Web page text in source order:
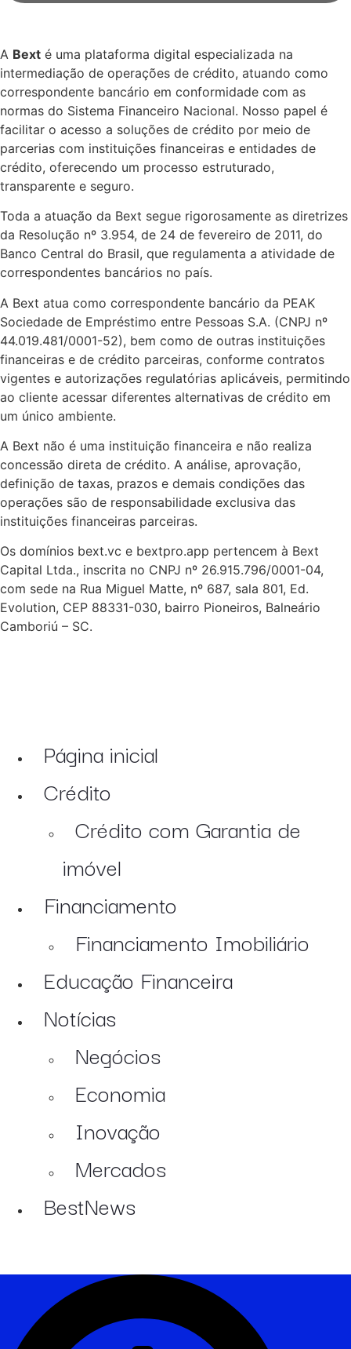
A Bext é uma plataforma digital especializada na
intermediação de operações de crédito, atuando como
correspondente bancário em conformidade com as
normas do Sistema Financeiro Nacional. Nosso papel é
facilitar o acesso a soluções de crédito por meio de
parcerias com instituições financeiras e entidades de
crédito, oferecendo um processo estruturado,
transparente e seguro.
Toda a atuação da Bext segue rigorosamente as diretrizes
da Resolução nº 3.954, de 24 de fevereiro de 2011, do
Banco Central do Brasil, que regulamenta a atividade de
correspondentes bancários no país.
A Bext atua como correspondente bancário da PEAK
Sociedade de Empréstimo entre Pessoas S.A. (CNPJ nº
44.019.481/0001-52), bem como de outras instituições
financeiras e de crédito parceiras, conforme contratos
vigentes e autorizações regulatórias aplicáveis, permitindo
ao cliente acessar diferentes alternativas de crédito em
um único ambiente.
A Bext não é uma instituição financeira e não realiza
concessão direta de crédito. A análise, aprovação,
definição de taxas, prazos e demais condições das
operações são de responsabilidade exclusiva das
instituições financeiras parceiras.
Os domínios bext.vc e bextpro.app pertencem à Bext
Capital Ltda., inscrita no CNPJ nº 26.915.796/0001-04,
com sede na Rua Miguel Matte, nº 687, sala 801, Ed.
Evolution, CEP 88331-030, bairro Pioneiros, Balneário
Camboriú – SC.
Página inicial
Crédito
Crédito com Garantia de
imóvel
Financiamento
Financiamento Imobiliário
Educação Financeira
Notícias
Negócios
Economia
Inovação
Mercados
BestNews